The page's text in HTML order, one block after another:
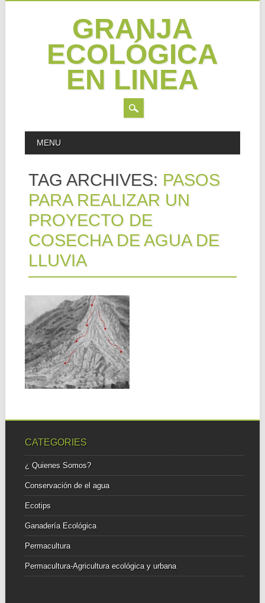
GRANJA
ECOLÓGICA
EN LINEA
MAIN MENU
MENU
TAG ARCHIVES: PASOS
PARA REALIZAR UN
PROYECTO DE
COSECHA DE AGUA DE
LLUVIA
11.12.18
COSECHA DE
AGUA DE LLUVIA
EN EL BOSQUE
SECO TROPICAL
Aunque la cosecha de agua
de lluvia ha sido
implementada...
CATEGORIES
¿ Quienes Somos?
Conservación de el agua
Ecotips
Ganadería Ecológica
Permacultura
Permacultura-Agricultura ecológica y urbana